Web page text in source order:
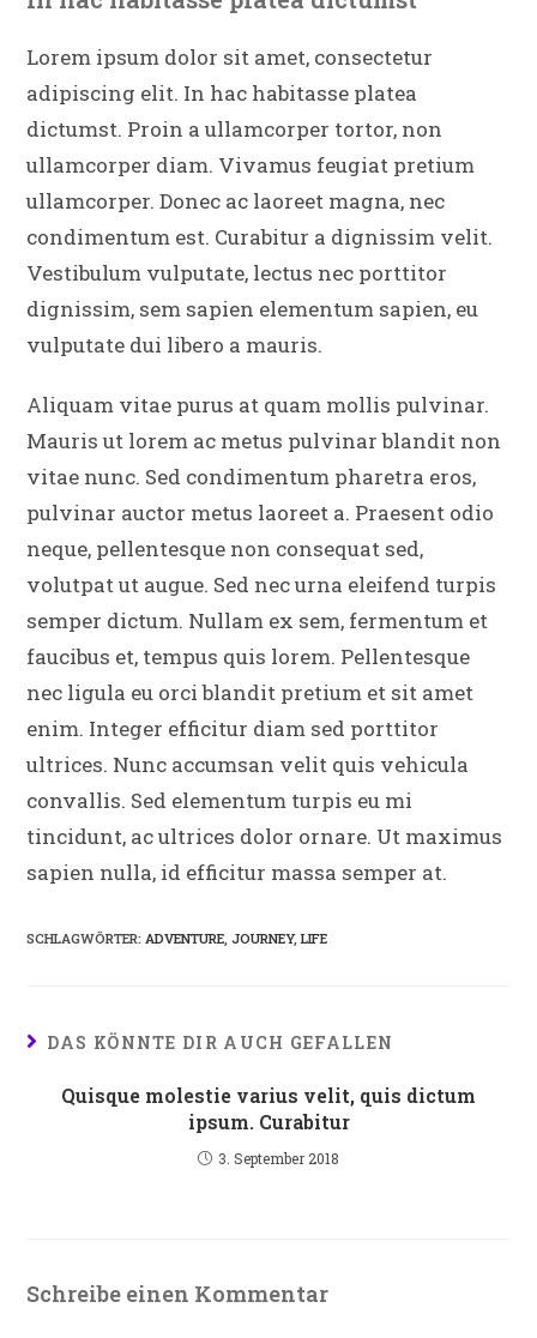
Lorem ipsum dolor sit amet, consectetur
adipiscing elit. In hac habitasse platea
dictumst. Proin a ullamcorper tortor, non
ullamcorper diam. Vivamus feugiat pretium
ullamcorper. Donec ac laoreet magna, nec
condimentum est. Curabitur a dignissim velit.
Vestibulum vulputate, lectus nec porttitor
dignissim, sem sapien elementum sapien, eu
vulputate dui libero a mauris.
Aliquam vitae purus at quam mollis pulvinar.
Mauris ut lorem ac metus pulvinar blandit non
vitae nunc. Sed condimentum pharetra eros,
pulvinar auctor metus laoreet a. Praesent odio
neque, pellentesque non consequat sed,
volutpat ut augue. Sed nec urna eleifend turpis
semper dictum. Nullam ex sem, fermentum et
faucibus et, tempus quis lorem. Pellentesque
nec ligula eu orci blandit pretium et sit amet
enim. Integer efficitur diam sed porttitor
ultrices. Nunc accumsan velit quis vehicula
convallis. Sed elementum turpis eu mi
tincidunt, ac ultrices dolor ornare. Ut maximus
sapien nulla, id efficitur massa semper at.
SCHLAGWÖRTER:ADVENTURE, JOURNEY, LIFE
DAS KÖNNTE DIR AUCH GEFALLEN
Quisque molestie varius velit, quis dictum
ipsum. Curabitur
3. September 2018
Schreibe einen Kommentar